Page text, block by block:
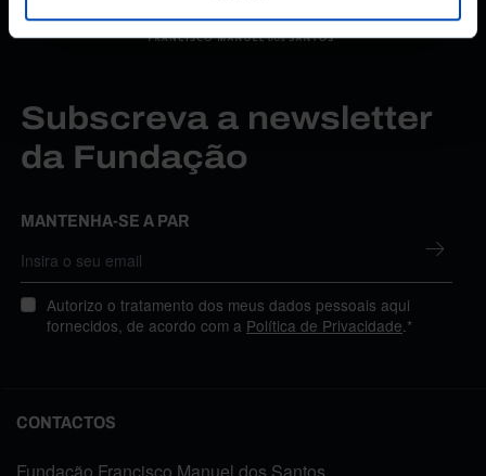
Subscreva a newsletter
da Fundação
MANTENHA-SE A PAR
Autorizo o tratamento dos meus dados pessoais aqui
fornecidos, de acordo com a Política de Privacidade .*
CONTACTOS